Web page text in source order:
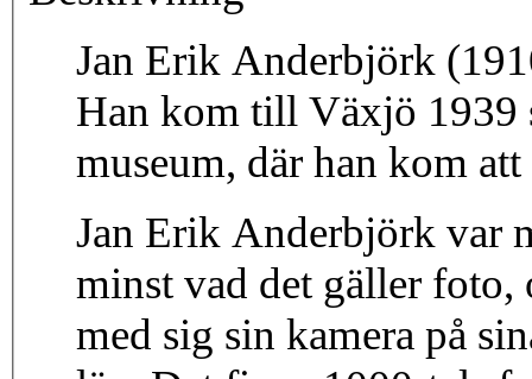
Jan Erik Anderbjörk
Han kom till Växjö 1939
museum, där han kom
Jan Erik Anderbjörk var
minst vad det gäller foto,
med sig sin kamera på